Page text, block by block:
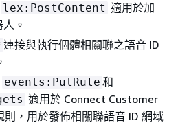
lex:PostContent 適用於加
。
連接與執行個體相關聯之語音 ID
events:PutRule 和
適用於 Connect Customer
，用於發佈相關聯語音 ID 網域